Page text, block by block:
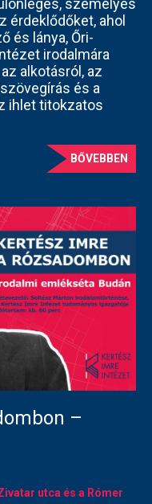
érdeklődőket, ahol
és lánya, Őri-
irodalmára
alkotásról, az
és a
ihlet titokzatos
BŐVEBBEN
–
utca és a Rómer